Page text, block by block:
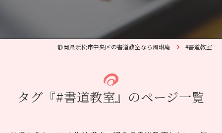
静岡県浜松市中央区の書道教室なら風琳庵 #書道教室
タグ『#書道教室』のページ一覧